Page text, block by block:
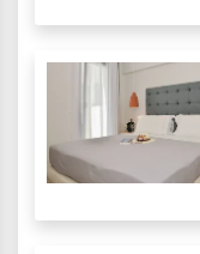
Λαγκάδια
Λακόπετρα Αχαΐας